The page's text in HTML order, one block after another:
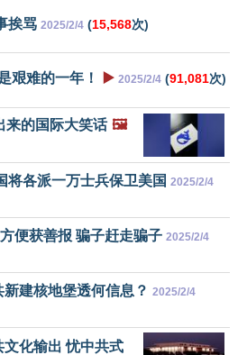
挨骂 2025/2/4 (15,568次)
艰难的一年！ ▶️ 2025/2/4 (91,081次)
来的国际大笑话 🖼️
将各派一万士兵保卫美国 2025/2/4
便获善报 骗子赶走骗子 2025/2/4
建核地堡透何信息？ 2025/2/4
化输出 忧中共式